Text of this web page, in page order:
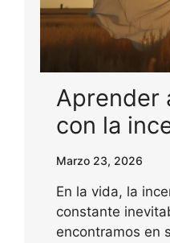
Aprender
con la
Marzo 23, 2026
En la vida, la
constante
encontramos en